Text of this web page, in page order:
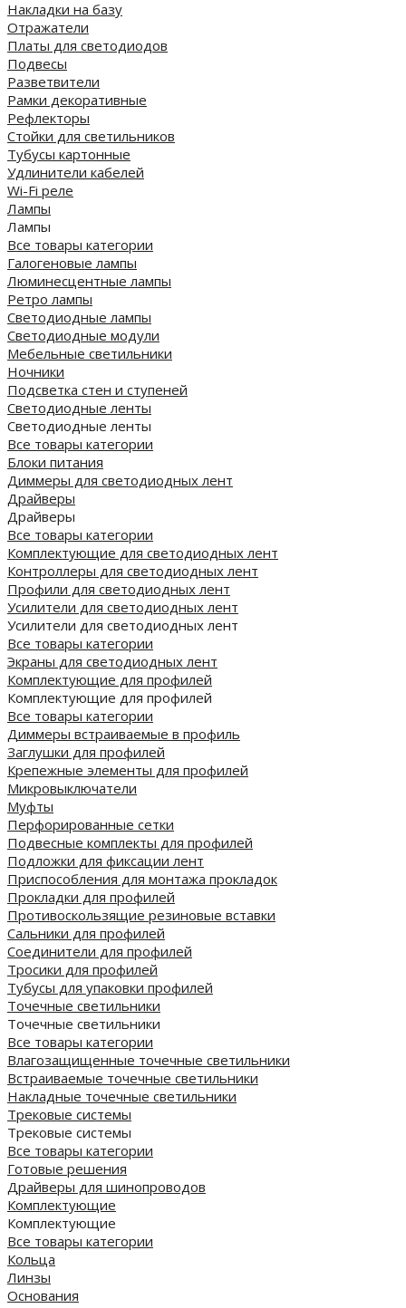
Накладки на базу
Отражатели
Платы для светодиодов
Подвесы
Разветвители
Рамки декоративные
Рефлекторы
Стойки для светильников
Тубусы картонные
Удлинители кабелей
Wi-Fi реле
Лампы
Лампы
Все товары категории
Галогеновые лампы
Люминесцентные лампы
Ретро лампы
Светодиодные лампы
Светодиодные модули
Мебельные светильники
Ночники
Подсветка стен и ступеней
Светодиодные ленты
Светодиодные ленты
Все товары категории
Блоки питания
Диммеры для светодиодных лент
Драйверы
Драйверы
Все товары категории
Комплектующие для светодиодных лент
Контроллеры для светодиодных лент
Профили для светодиодных лент
Усилители для светодиодных лент
Усилители для светодиодных лент
Все товары категории
Экраны для светодиодных лент
Комплектующие для профилей
Комплектующие для профилей
Все товары категории
Диммеры встраиваемые в профиль
Заглушки для профилей
Крепежные элементы для профилей
Микровыключатели
Муфты
Перфорированные сетки
Подвесные комплекты для профилей
Подложки для фиксации лент
Приспособления для монтажа прокладок
Прокладки для профилей
Противоскользящие резиновые вставки
Сальники для профилей
Соединители для профилей
Тросики для профилей
Тубусы для упаковки профилей
Точечные светильники
Точечные светильники
Все товары категории
Влагозащищенные точечные светильники
Встраиваемые точечные светильники
Накладные точечные светильники
Трековые системы
Трековые системы
Все товары категории
Готовые решения
Драйверы для шинопроводов
Комплектующие
Комплектующие
Все товары категории
Кольца
Линзы
Основания